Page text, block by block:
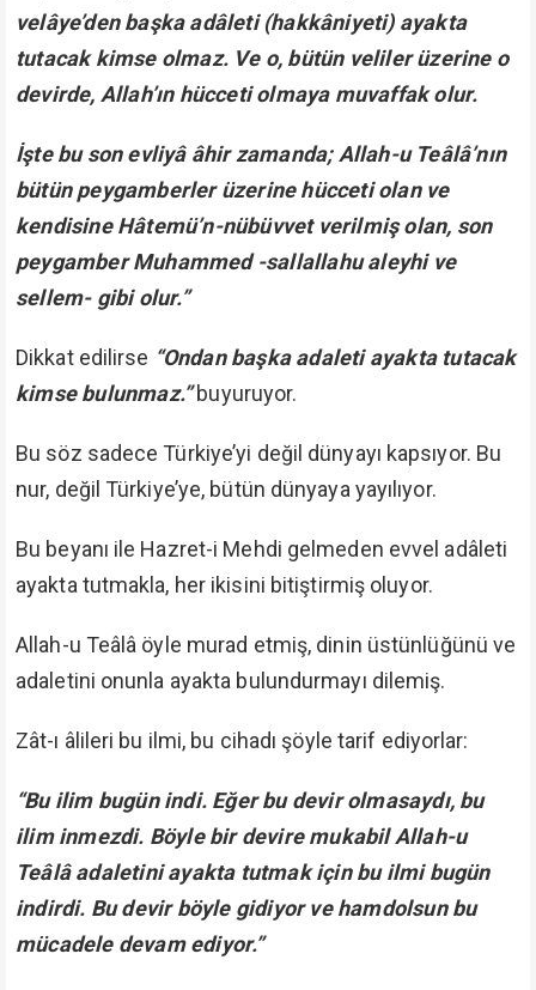
velâye’den başka adâleti (hakkâniyeti) ayakta
tutacak kimse olmaz. Ve o, bütün veliler üzerine o
devirde, Allah’ın hücceti olmaya muvaffak olur.
İşte bu son evliyâ âhir zamanda; Allah-u Teâlâ’nın
bütün peygamberler üzerine hücceti olan ve
kendisine Hâtemü’n-nübüvvet verilmiş olan, son
peygamber Muhammed -sallallahu aleyhi ve
sellem- gibi olur.”
Dikkat edilirse “Ondan başka adaleti ayakta tutacak
kimse bulunmaz.”buyuruyor.
Bu söz sadece Türkiye’yi değil dünyayı kapsıyor. Bu
nur, değil Türkiye’ye, bütün dünyaya yayılıyor.
Bu beyanı ile Hazret-i Mehdi gelmeden evvel adâleti
ayakta tutmakla, her ikisini bitiştirmiş oluyor.
Allah-u Teâlâ öyle murad etmiş, dinin üstünlüğünü ve
adaletini onunla ayakta bulundurmayı dilemiş.
Zât-ı âlileri bu ilmi, bu cihadı şöyle tarif ediyorlar:
“Bu ilim bugün indi. Eğer bu devir olmasaydı, bu
ilim inmezdi. Böyle bir devire mukabil Allah-u
Teâlâ adaletini ayakta tutmak için bu ilmi bugün
indirdi. Bu devir böyle gidiyor ve hamdolsun bu
mücadele devam ediyor.”